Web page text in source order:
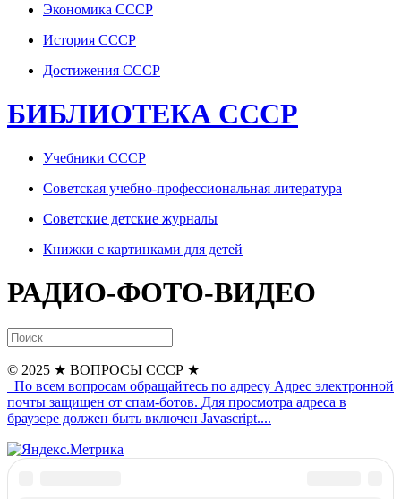
Экономика СССР
История СССР
Достижения СССР
БИБЛИОТЕКА СССР
Учебники СССР
Советская учебно-профессиональная литература
Советские детские журналы
Книжки с картинками для детей
РАДИО-ФОТО-ВИДЕО
© 2025 ★ ВОПРОСЫ СССР ★
По всем вопросам обращайтесь по адресу Адрес электронной
почты защищен от спам-ботов. Для просмотра адреса в
браузере должен быть включен Javascript....